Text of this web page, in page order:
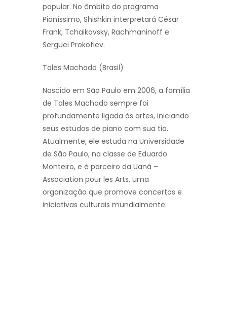
popular. No âmbito do programa
Pianíssimo, Shishkin interpretará César
Frank, Tchaikovsky, Rachmaninoff e
Serguei Prokofiev.
Tales Machado (Brasil)
Nascido em São Paulo em 2006, a família
de Tales Machado sempre foi
profundamente ligada às artes, iniciando
seus estudos de piano com sua tia.
Atualmente, ele estuda na Universidade
de São Paulo, na classe de Eduardo
Monteiro, e é parceiro da Uaná –
Association pour les Arts, uma
organização que promove concertos e
iniciativas culturais mundialmente.